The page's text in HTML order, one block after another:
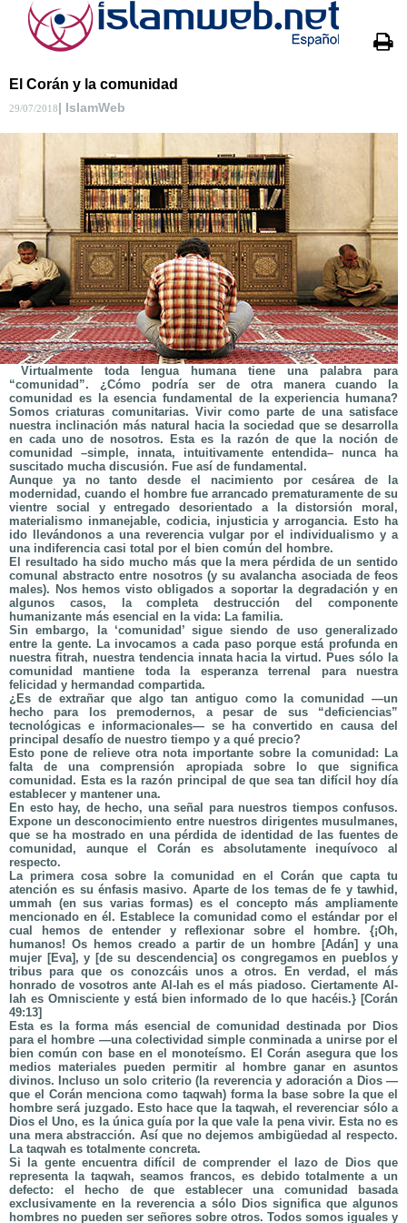
El Corán y la comunidad
29/07/2018| IslamWeb
Virtualmente toda lengua humana tiene una palabra para
“comunidad”. ¿Cómo podría ser de otra manera cuando la
comunidad es la esencia fundamental de la experiencia humana?
Somos criaturas comunitarias. Vivir como parte de una satisface
nuestra inclinación más natural hacia la sociedad que se desarrolla
en cada uno de nosotros. Esta es la razón de que la noción de
comunidad –simple, innata, intuitivamente entendida– nunca ha
suscitado mucha discusión. Fue así de fundamental.
Aunque ya no tanto desde el nacimiento por cesárea de la
modernidad, cuando el hombre fue arrancado prematuramente de su
vientre social y entregado desorientado a la distorsión moral,
materialismo inmanejable, codicia, injusticia y arrogancia. Esto ha
ido llevándonos a una reverencia vulgar por el individualismo y a
una indiferencia casi total por el bien común del hombre.
El resultado ha sido mucho más que la mera pérdida de un sentido
comunal abstracto entre nosotros (y su avalancha asociada de feos
males). Nos hemos visto obligados a soportar la degradación y en
algunos casos, la completa destrucción del componente
humanizante más esencial en la vida: La familia.
Sin embargo, la ‘comunidad’ sigue siendo de uso generalizado
entre la gente. La invocamos a cada paso porque está profunda en
nuestra fitrah, nuestra tendencia innata hacia la virtud. Pues sólo la
comunidad mantiene toda la esperanza terrenal para nuestra
felicidad y hermandad compartida.
¿Es de extrañar que algo tan antiguo como la comunidad —un
hecho para los premodernos, a pesar de sus “deficiencias”
tecnológicas e informacionales— se ha convertido en causa del
principal desafío de nuestro tiempo y a qué precio?
Esto pone de relieve otra nota importante sobre la comunidad: La
falta de una comprensión apropiada sobre lo que significa
comunidad. Esta es la razón principal de que sea tan difícil hoy día
establecer y mantener una.
En esto hay, de hecho, una señal para nuestros tiempos confusos.
Expone un desconocimiento entre nuestros dirigentes musulmanes,
que se ha mostrado en una pérdida de identidad de las fuentes de
comunidad, aunque el Corán es absolutamente inequívoco al
respecto.
La primera cosa sobre la comunidad en el Corán que capta tu
atención es su énfasis masivo. Aparte de los temas de fe y tawhid,
ummah (en sus varias formas) es el concepto más ampliamente
mencionado en él. Establece la comunidad como el estándar por el
cual hemos de entender y reflexionar sobre el hombre. {¡Oh,
humanos! Os hemos creado a partir de un hombre [Adán] y una
mujer [Eva], y [de su descendencia] os congregamos en pueblos y
tribus para que os conozcáis unos a otros. En verdad, el más
honrado de vosotros ante Al-lah es el más piadoso. Ciertamente Al-
lah es Omnisciente y está bien informado de lo que hacéis.} [Corán
49:13]
Esta es la forma más esencial de comunidad destinada por Dios
para el hombre —una colectividad simple conminada a unirse por el
bien común con base en el monoteísmo. El Corán asegura que los
medios materiales pueden permitir al hombre ganar en asuntos
divinos. Incluso un solo criterio (la reverencia y adoración a Dios —
que el Corán menciona como taqwah) forma la base sobre la que el
hombre será juzgado. Esto hace que la taqwah, el reverenciar sólo a
Dios el Uno, es la única guía por la que vale la pena vivir. Esta no es
una mera abstracción. Así que no dejemos ambigüedad al respecto.
La taqwah es totalmente concreta.
Si la gente encuentra difícil de comprender el lazo de Dios que
representa la taqwah, seamos francos, es debido totalmente a un
defecto: el hecho de que establecer una comunidad basada
exclusivamente en la reverencia a sólo Dios significa que algunos
hombres no pueden ser señores sobre otros. Todos somos iguales y